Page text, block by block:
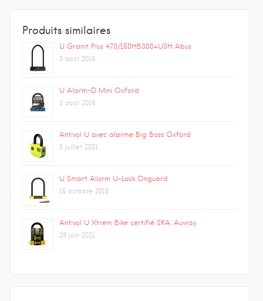
Produits similaires
U Granit Plus 470/150HB300+USH Abus
3 août 2018
U Alarm-D Mini Oxford
3 août 2018
Antivol U avec alarme Big Boss Oxford
5 juillet 2021
U Smart Alarm U-Lock Onguard
16 octobre 2018
Antivol U Xtrem Bike certifié SRA, Auvray
29 juin 2021